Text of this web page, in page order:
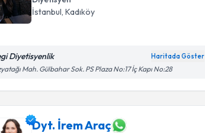
İstanbul , Kadıköy
Diyetisyenlik Haritada Göster
Mah. Gülbahar Sok. PS Plaza No:17 İç Kapı No:28
Dyt. İrem Araç